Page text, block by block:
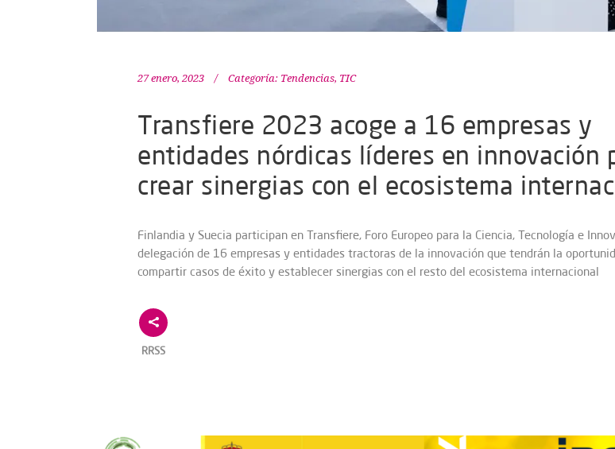
27 enero, 2023 Categoría: Tendencias, TIC
Transfiere 2023 acoge a 16 empresas y
entidades nórdicas líderes en innovación
crear sinergias con el ecosistema
Finlandia y Suecia participan en Transfiere, Foro Europeo para la Ciencia, Tecnología e
delegación de 16 empresas y entidades tractoras de la innovación que tendrán la
compartir casos de éxito y establecer sinergias con el resto del ecosistema internacional
RRSS